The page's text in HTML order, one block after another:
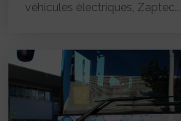
véhicules électriques, Zaptec...